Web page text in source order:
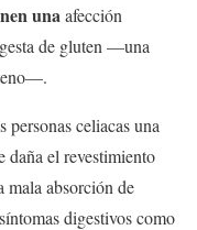
unaafección
de gluten —una
celiacas una
daña el revestimiento
mala absorción de
digestivos como